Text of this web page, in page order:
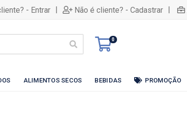
- Entrar | Não é cliente? - Cadastrar |
0
ALIMENTOS SECOS BEBIDAS PROMOÇÃO